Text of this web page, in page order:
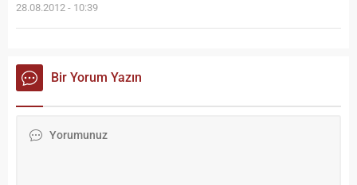
28.08.2012 - 10:39
Bir Yorum Yazın